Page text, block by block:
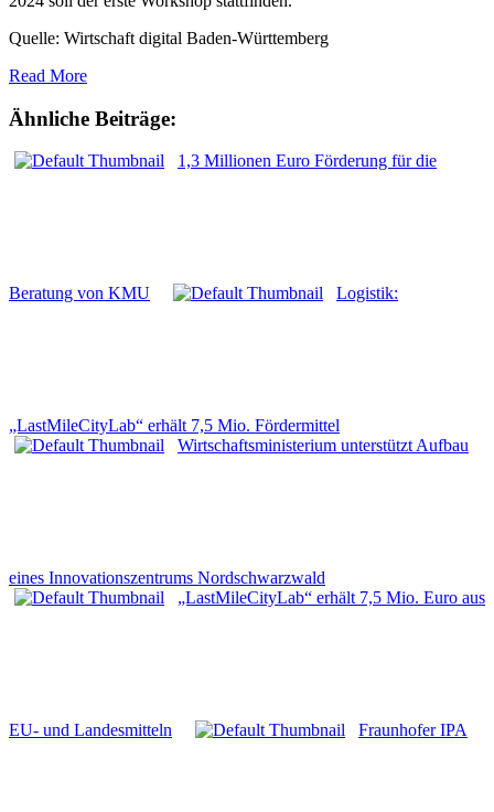
Quelle: Wirtschaft digital Baden-Württemberg
Read More
Ähnliche Beiträge:
1,3 Millionen Euro Förderung für die
Beratung von KMU Logistik:
„LastMileCityLab“ erhält 7,5 Mio. Fördermittel
Wirtschaftsministerium unterstützt Aufbau
eines Innovationszentrums Nordschwarzwald
„LastMileCityLab“ erhält 7,5 Mio. Euro aus
EU- und Landesmitteln Fraunhofer IPA